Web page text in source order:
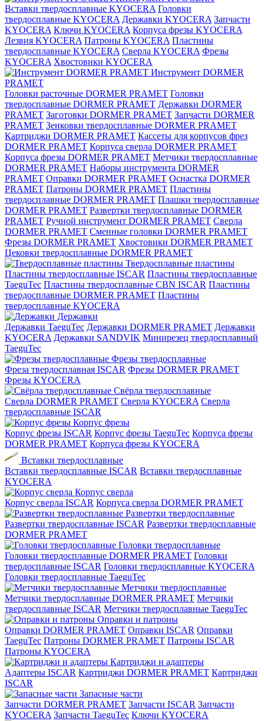
Вставки твердосплавные KYOCERA Головки
твердосплавные KYOCERA Державки KYOCERA Запчасти
KYOCERA Ключи KYOCERA Корпуса фрезы KYOCERA
Лезвия KYOCERA Патроны KYOCERA Пластины
твердосплавные KYOCERA Сверла KYOCERA Фрезы
KYOCERA Хвостовики KYOCERA
Инструмент DORMER
PRAMET
Головки расточные DORMER PRAMET Головки
твердосплавные DORMER PRAMET Державки DORMER
PRAMET Заготовки DORMER PRAMET Запчасти DORMER
PRAMET Зенковки твердосплавные DORMER PRAMET
Картриджи DORMER PRAMET Кассеты для корпусов фрез
DORMER PRAMET Корпуса сверла DORMER PRAMET
Корпуса фрезы DORMER PRAMET Метчики твердосплавные
DORMER PRAMET Наборы инструмента DORMER
PRAMET Оправки DORMER PRAMET Оснастка DORMER
PRAMET Патроны DORMER PRAMET Пластины
твердосплавные DORMER PRAMET Плашки твердосплавные
DORMER PRAMET Развертки твердосплавные DORMER
PRAMET Ручной инструмент DORMER PRAMET Сверла
DORMER PRAMET Сменные головки DORMER PRAMET
Фрезы DORMER PRAMET Хвостовики DORMER PRAMET
Цековки твердосплавные DORMER PRAMET
Твердосплавные пластины
Пластины твердосплавные ISCAR Пластины твердосплавные
TaeguTec Пластины твердосплавные CBN ISCAR Пластины
твердосплавные DORMER PRAMET Пластины
твердосплавные KYOCERA
Державки
Державки TaeguTec Державки DORMER PRAMET Державки
KYOCERA Державки SANDVIK Минирезец твердосплавный
TaeguTec
Фрезы твердосплавные
Фреза твердосплавная ISCAR Фрезы DORMER PRAMET
Фрезы KYOCERA
Свёрла твердосплавные
Сверла DORMER PRAMET Сверла KYOCERA Сверла
твердосплавные ISCAR
Корпус фрезы
Корпус фрезы ISCAR Корпус фрезы TaeguTec Корпуса фрезы
DORMER PRAMET Корпуса фрезы KYOCERA
Вставки твердосплавные
Вставки твердосплавные ISCAR Вставки твердосплавные
KYOCERA
Корпус сверла
Корпус сверла ISCAR Корпуса сверла DORMER PRAMET
Развертки твердосплавные
Развертки твердосплавные ISCAR Развертки твердосплавные
DORMER PRAMET
Головки твердосплавные
Головки твердосплавные DORMER PRAMET Головки
твердосплавные ISCAR Головки твердосплавные KYOCERA
Головки твердосплавные TaeguTec
Метчики твердосплавные
Метчики твердосплавные DORMER PRAMET Метчики
твердосплавные ISCAR Метчики твердосплавные TaeguTec
Оправки и патроны
Оправки DORMER PRAMET Оправки ISCAR Оправки
TaeguTec Патроны DORMER PRAMET Патроны ISCAR
Патроны KYOCERA
Картриджи и адаптеры
Адаптеры ISCAR Картриджи DORMER PRAMET Картриджи
ISCAR
Запасные части
Запчасти DORMER PRAMET Запчасти ISCAR Запчасти
KYOCERA Запчасти TaeguTec Ключи KYOCERA